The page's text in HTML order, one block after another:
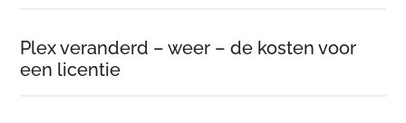
Plex veranderd – weer – de kosten voor
een licentie